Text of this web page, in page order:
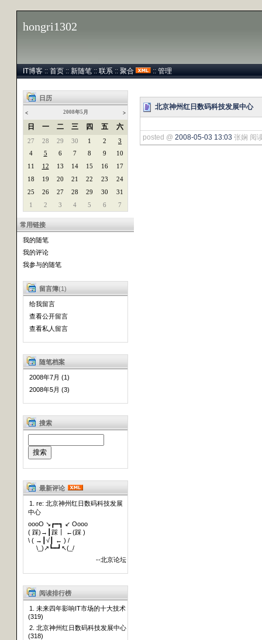
hongri1302
IT博客 :: 首页 :: 新随笔 :: 联系 :: 聚合 :: 管理
日历
< 2008年5月 >
日 一 二 三 四 五 六
27 28 29 30 1 2
3
4
5 6 7 8 9
10
11
12 13 14 15 16
17
18
19 20 21 22 23
24
25
26 27 28 29 30
31
1
2 3 4 5 6 7
常用链接
我的随笔
我的评论
我参与的随笔
留言簿(1)
给我留言
查看公开留言
查看私人留言
随笔档案
2008年7月 (1)
2008年5月 (3)
搜索
最新评论
1. re: 北京神州红日数码科技发展
中心
oooO ↘┏━┓ ↙ Oooo
( 踩)→┃踩┃ ←(踩 )
\ ( →┃√┃ ← ) /
\_)↗┗━┛↖(_/
--北京论坛
阅读排行榜
1. 未来四年影响IT市场的十大技术
(319)
2. 北京神州红日数码科技发展中心
(318)
北京神州红日数码科技发展中心
posted @ 2008-05-03 13:03 张娴 阅